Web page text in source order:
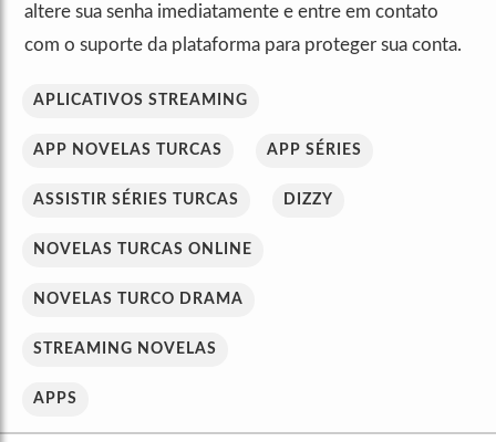
altere sua senha imediatamente e entre em contato
com o suporte da plataforma para proteger sua conta.
APLICATIVOS STREAMING
APP NOVELAS TURCAS APP SÉRIES
ASSISTIR SÉRIES TURCAS DIZZY
NOVELAS TURCAS ONLINE
NOVELAS TURCO DRAMA
STREAMING NOVELAS
APPS